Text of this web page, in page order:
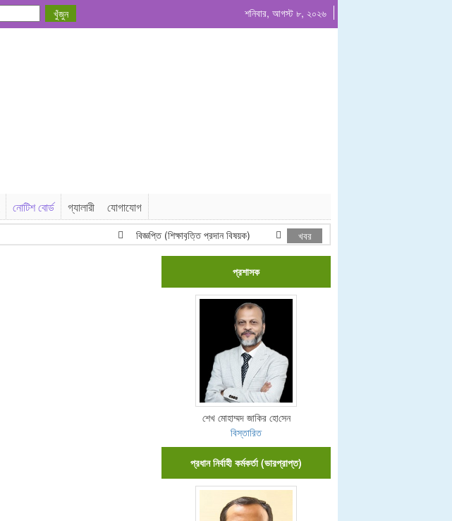
শনিবার, আগস্ট ৮, ২০২৬
নোটিশ বোর্ড গ্যালারী যোগাযোগ
বিজ্ঞপ্তি (শিক্ষাবৃত্তি প্রদান বিষয়ক) ২০২৬-২০২৭ অর্থবছরের জন্য খেয়াঘাট ইজারা দরপত্র
খবর
প্রশাসক
শেখ মোহাম্মদ জা‌কির হো‌সেন
বিস্তারিত
প্রধান নির্বাহী কর্মকর্তা (ভারপ্রাপ্ত)